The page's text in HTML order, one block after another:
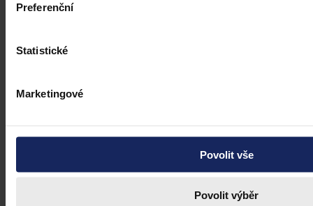
Preferenční
Statistické
Marketingové
Povolit vše
Povolit výběr